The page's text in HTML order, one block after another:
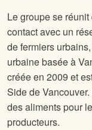
Le groupe se réunit
contact avec un
de fermiers
urbaine basée à
créée en 2009 et
Side de
des aliments pour
producteurs.